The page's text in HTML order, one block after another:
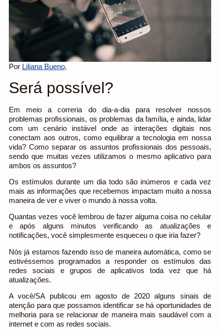
Por Liliana Bueno,
Será possível?
Em meio a correria do dia-a-dia para resolver nossos
problemas profissionais, os problemas da família, e ainda, lidar
com um cenário instável onde as interações digitais nos
conectam aos outros, como equilibrar a tecnologia em nossa
vida? Como separar os assuntos profissionais dos pessoais,
sendo que muitas vezes utilizamos o mesmo aplicativo para
ambos os assuntos?
Os estímulos durante um dia todo são inúmeros e cada vez
mais as informações que recebemos impactam muito a nossa
maneira de ver e viver o mundo à nossa volta.
Quantas vezes você lembrou de fazer alguma coisa no celular
e após alguns minutos verificando as atualizações e
notificações, você simplesmente esqueceu o que iria fazer?
Nós já estamos fazendo isso de maneira automática, como se
estivéssemos programados a responder os estímulos das
redes sociais e grupos de aplicativos toda vez que há
atualizações.
A você/SA publicou em agosto de 2020 alguns sinais de
atenção para que possamos identificar se há oportunidades de
melhoria para se relacionar de maneira mais saudável com a
internet e com as redes sociais.